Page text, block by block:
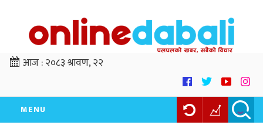
आज :२०८३ श्रावण, २२
MENU